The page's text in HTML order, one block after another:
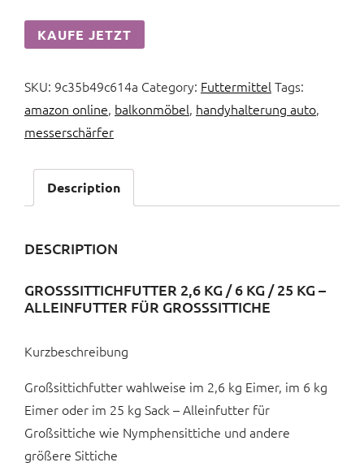
KAUFE JETZT
SKU: 9c35b49c614a Category: FuttermittelTags:
amazon online, balkonmöbel, handyhalterung auto,
messerschärfer
Description
DESCRIPTION
GROSSSITTICHFUTTER 2,6 KG / 6 KG / 25 KG – A
LLEINFUTTER FÜR GROSSSITTICHE
Kurzbeschreibung
Großsittichfutter wahlweise im 2,6 kg Eimer, im 6 kg
Eimer oder im 25 kg Sack – Alleinfutter für
Großsittiche wie Nymphensittiche und andere
größere Sittiche